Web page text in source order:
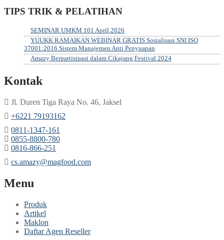
TIPS TRIK & PELATIHAN
SEMINAR UMKM 101 April 2026
YUUKK RAMAIKAN WEBINAR GRATIS Sosialisasi SNI ISO
37001:2016 Sistem Manajemen Anti Penyuapan
Amazy Berpartisipasi dalam Cikajang Festival 2024
Kontak
Jl. Duren Tiga Raya No. 46, Jaksel
‎+6221 79193162
‪0811-1347-161
‪0855-8800-780
‪0816-866-251
cs.amazy@magfood.com
Menu
Produk
Artikel
Maklon
Daftar Agen Reseller